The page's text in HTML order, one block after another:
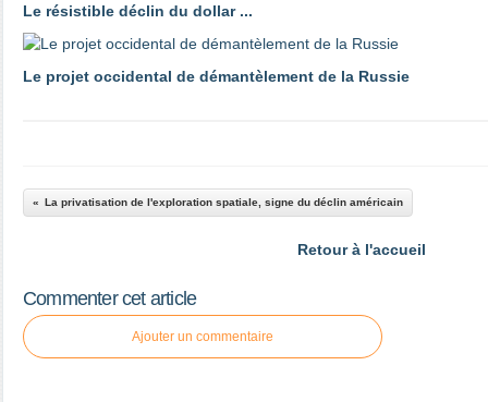
Le résistible déclin du dollar ...
Le projet occidental de démantèlement de la Russie
La privatisation de l'exploration spatiale, signe du déclin américain
Retour à l'accueil
Commenter cet article
Ajouter un commentaire